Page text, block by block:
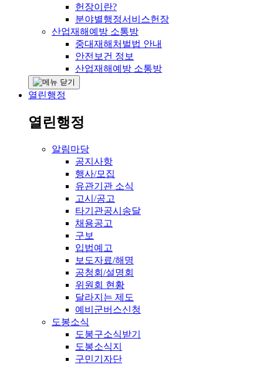
헌장이란?
분야별행정서비스헌장
산업재해예방 소통방
중대재해처벌법 안내
안전보건 정보
산업재해예방 소통방
열린행정
열린행정
알림마당
공지사항
행사/모집
유관기관 소식
고시/공고
타기관공시송달
채용공고
구보
입법예고
보도자료/해명
공청회/설명회
위원회 현황
달라지는 제도
예비군버스신청
도봉소식
도봉구소식받기
도봉소식지
구민기자단